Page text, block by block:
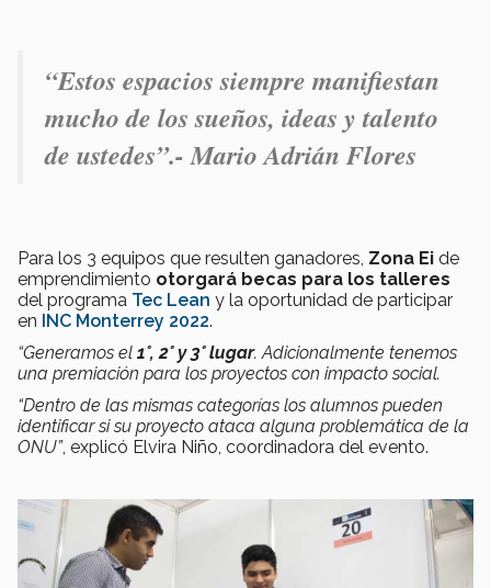
“Estos espacios siempre manifiestan
mucho de los sueños, ideas y talento
de ustedes”.- Mario Adrián Flores
Para los 3 equipos que resulten ganadores, Zona Ei de
emprendimiento otorgará becas para los talleres
del programa Tec Lean y la oportunidad de participar
en INC Monterrey 2022.
“Generamos el 1°, 2° y 3° lugar. Adicionalmente tenemos
una premiación para los proyectos con impacto social.
“Dentro de las mismas categorías los alumnos pueden
identificar si su proyecto ataca alguna problemática de la
ONU”, explicó Elvira Niño, coordinadora del evento.